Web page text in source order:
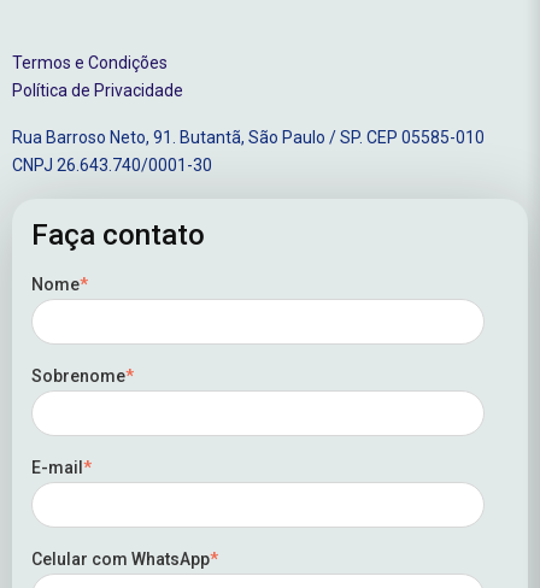
Termos e Condições
Política de Privacidade
Rua Barroso Neto, 91. Butantã, São Paulo / SP. CEP 05585-010
CNPJ 26.643.740/0001-30
Faça contato
Nome*
Sobrenome*
E-mail *
Celular com WhatsApp*